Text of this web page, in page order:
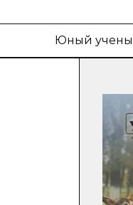
Юный